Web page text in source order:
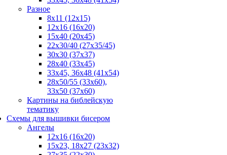
Разное
8х11 (12х15)
12x16 (16х20)
15x40 (20x45)
22х30/40 (27х35/45)
30х30 (37х37)
28х40 (33х45)
33х45, 36х48 (41х54)
28х50/55 (33х60),
33x50 (37x60)
Картины на библейскую
тематику
Схемы для вышивки бисером
Ангелы
12х16 (16х20)
15x23, 18х27 (23х32)